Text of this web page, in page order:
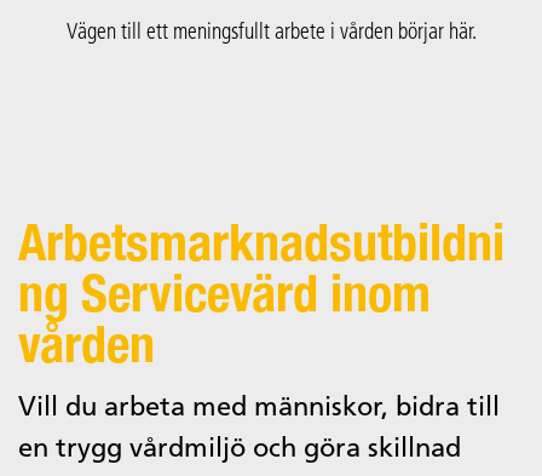
Vägen till ett meningsfullt arbete i vården börjar här.
Arbetsmarknadsutbildni
ng Servicevärd inom
vården
Vill du arbeta med människor, bidra till
en trygg vårdmiljö och göra skillnad